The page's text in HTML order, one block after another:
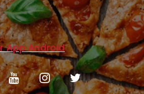
App Android